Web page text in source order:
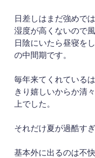
日差しはまだ強めで
湿度が高くないので
日陰にいたら昼寝を
の中間期です。
毎年来てくれている
きり嬉しいからか清
上でした。
それだけ夏が過酷す
基本外に出るのは不